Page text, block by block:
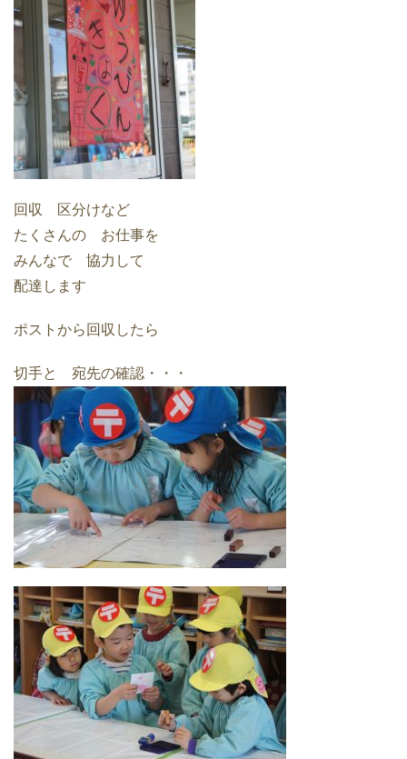
回収 区分けなど
たくさんの お仕事を
みんなで 協力して
配達します
ポストから回収したら
切手と 宛先の確認・・・